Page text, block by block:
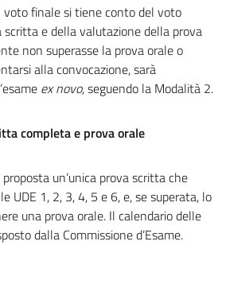
finale si tiene conto del voto
e della valutazione della prova
non superasse la prova orale o
alla convocazione, sarà
ex novo, seguendo la Modalità 2.
completa e prova orale
un’unica prova scritta che
UDE 1, 2, 3, 4, 5 e 6, e, se superata, lo
una prova orale. Il calendario delle
dalla Commissione d’Esame.